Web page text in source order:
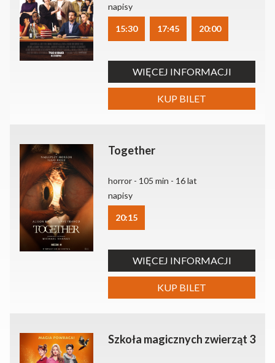
napisy
15:30 17:45 20:00
WIĘCEJ INFORMACJI
KUP BILET
Together
horror - 105 min - 16 lat
napisy
20:15
WIĘCEJ INFORMACJI
KUP BILET
Szkoła magicznych zwierząt 3